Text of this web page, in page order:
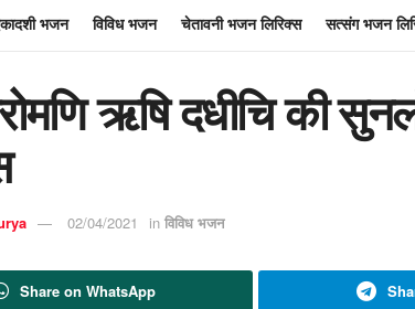
भजन विविध भजन चेतावनी भजन लिरिक्स सत्संग भजन
ऋषि दधीचि की
02/04/2021 in विविध भजन
Share on WhatsApp